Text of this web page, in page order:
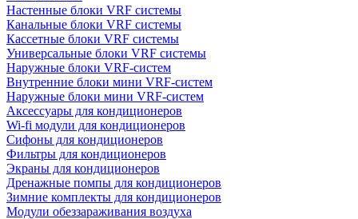
Настенные блоки VRF системы
Канальные блоки VRF системы
Кассетные блоки VRF системы
Универсальные блоки VRF системы
Наружные блоки VRF-систем
Внутренние блоки мини VRF-систем
Наружные блоки мини VRF-систем
Аксессуары для кондиционеров
Wi-fi модули для кондиционеров
Сифоны для кондиционеров
Фильтры для кондиционеров
Экраны для кондиционеров
Дренажные помпы для кондиционеров
Зимние комплекты для кондиционеров
Модули обеззараживания воздуха